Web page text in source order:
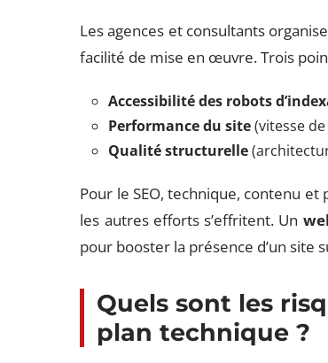
Les agences et consultants
facilité de mise en œuvre. Trois
Accessibilité des robots
Performance du site(vitesse
Qualité structurelle
Pour le SEO, technique, contenu
les autres efforts s’effritent. Un
pour booster la présence d’un site
Quels sont les
plan technique ?